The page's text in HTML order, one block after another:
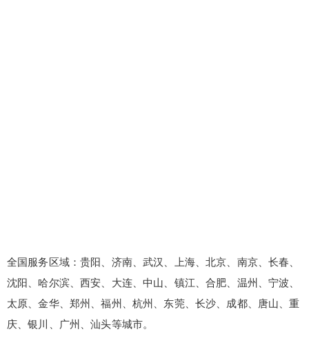
全国服务区域：贵阳、济南、武汉、上海、北京、南京、长春、
沈阳、哈尔滨、西安、大连、中山、镇江、合肥、温州、宁波、
太原、金华、郑州、福州、杭州、东莞、长沙、成都、唐山、重
庆、银川、广州、汕头等城市。